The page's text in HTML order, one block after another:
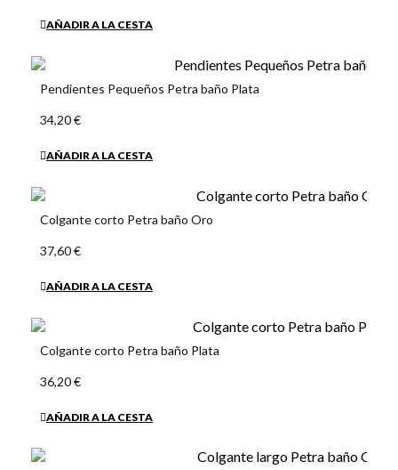
AÑADIR A LA CESTA
Pendientes Pequeños Petra baño Plata
34,20 €
AÑADIR A LA CESTA
Colgante corto Petra baño Oro
37,60 €
AÑADIR A LA CESTA
Colgante corto Petra baño Plata
36,20 €
AÑADIR A LA CESTA